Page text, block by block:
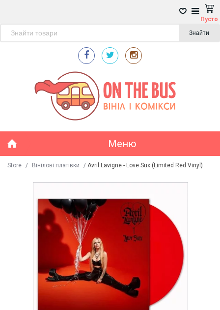
Пусто
Знайти
Меню
Store / Вінілові платівки / Avril Lavigne - Love Sux (Limited Red Vinyl)